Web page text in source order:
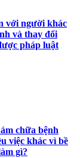
với người khác
và thay đổi
pháp luật
chữa bệnh
việc khác vì bề
gì?